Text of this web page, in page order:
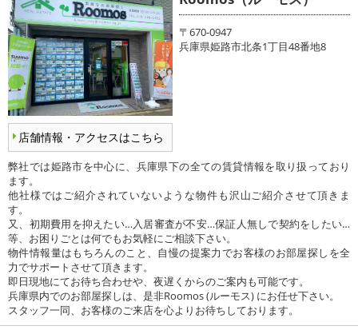
店舗情報・アクセスはこちら
〒670-0947
兵庫県姫路市北条1丁目48番地8
弊社では姫路市を中心に、兵庫県下の全ての賃貸情報を取り扱っており
ます。
他社様ではご紹介されていないような物件も沢山ご紹介させて頂きま
す。
又、初期費用を抑えたい…入居審査が不安…保証人無しで契約をしたい…
等、お困りごとは何でもお気軽にご相談下さい。
物件情報量はもちろんのこと、自慢の提案力でお客様のお部屋探しを全
力でサポートさせて頂きます。
即日現地にてお待ち合わせや、夜遅くからのご案内も可能です。
兵庫県内でのお部屋探しは、是非Roomos (ルーモス) にお任せ下さい。
スタッフ一同、お客様のご来店を心よりお待ちしております。